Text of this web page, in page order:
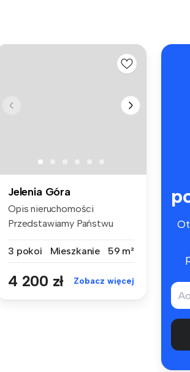
Jelenia Góra
Opis nieruchomości
Przedstawiamy Państwu
3 pokoi
Mieszkanie 59 m²
4 200 zł Zobacz więcej